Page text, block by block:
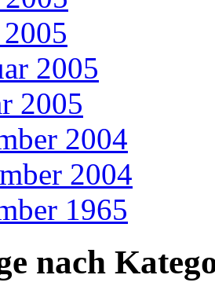
2005
2005
2004
2004
1965
nach